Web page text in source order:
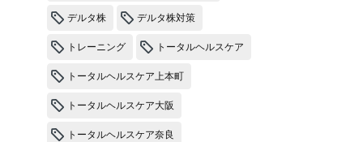
デルタ株 デルタ株対策
トレーニング トータルヘルスケア
トータルヘルスケア上本町
トータルヘルスケア大阪
トータルヘルスケア奈良